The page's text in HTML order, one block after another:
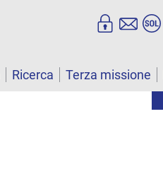
Ricerca Terza missione